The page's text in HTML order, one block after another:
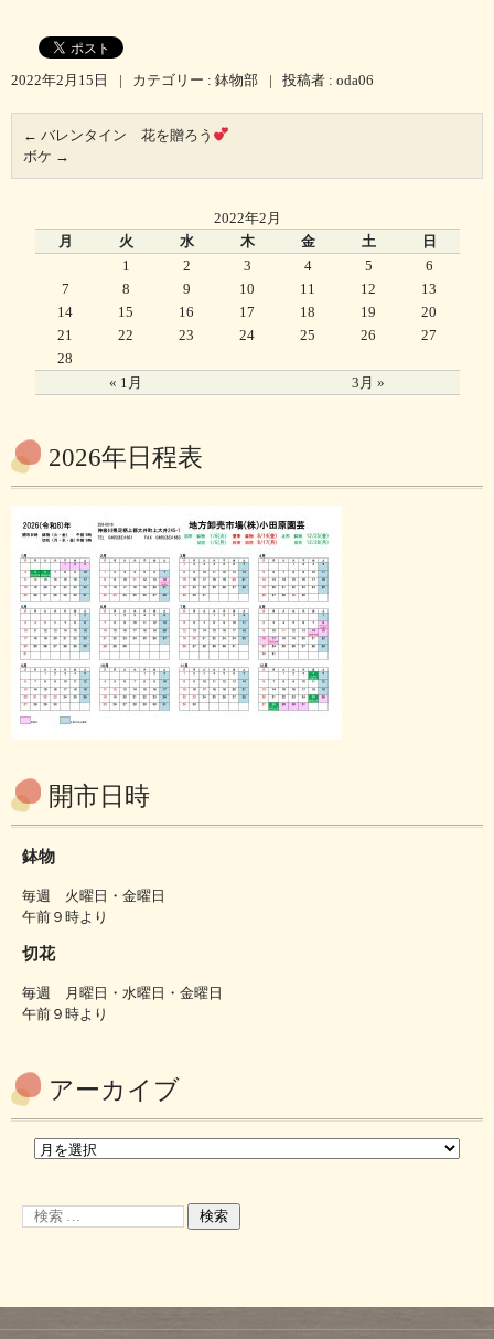
2022年2月15日 | カテゴリー : 鉢物部 | 投稿者 : oda06
← バレンタイン 花を贈ろう
ボケ →
2022年2月
月
火 水 木 金 土 日
« 1月 3月 »
1 2 3 4 5
6
7
8 9 10 11 12
13
14
15 16 17 18 19
20
21
22 23 24 25 26
27
28
2026年日程表
開市日時
鉢物
毎週 火曜日・金曜日
午前９時より
切花
毎週 月曜日・水曜日・金曜日
午前９時より
アーカイブ